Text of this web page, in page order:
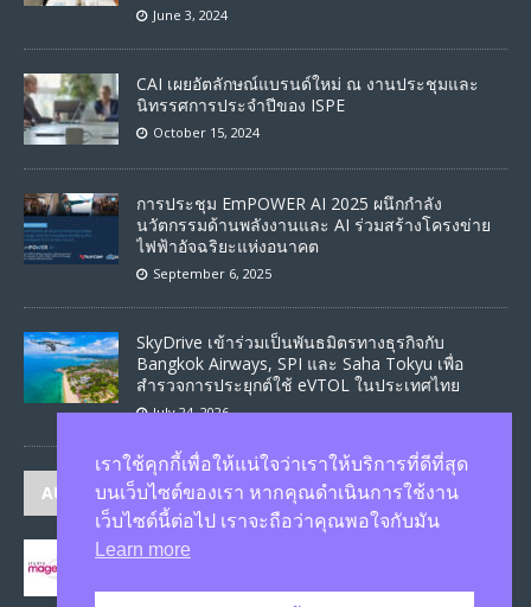
June 3, 2024
CAI เผยอัตลักษณ์แบรนด์ใหม่ ณ งานประชุมและ
นิทรรศการประจำปีของ ISPE
October 15, 2024
การประชุม EmPOWER AI 2025 ผนึกกำลัง
นวัตกรรมด้านพลังงานและ AI ร่วมสร้างโครงข่าย
ไฟฟ้าอัจฉริยะแห่งอนาคต
September 6, 2025
SkyDrive เข้าร่วมเป็นพันธมิตรทางธุรกิจกับ
Bangkok Airways, SPI และ Saha Tokyu เพื่อ
สำรวจการประยุกต์ใช้ eVTOL ในประเทศไทย
July 24, 2026
AUTHORS
JASON
เราใช้คุกกี้เพื่อให้แน่ใจว่าเราให้บริการที่ดีที่สุด
บนเว็บไซต์ของเรา หากคุณดำเนินการใช้งาน
เว็บไซต์นี้ต่อไป เราจะถือว่าคุณพอใจกับมัน
Learn more